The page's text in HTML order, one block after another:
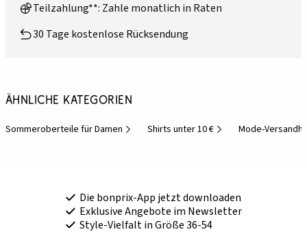
Teilzahlung**: Zahle monatlich in Raten
30 Tage kostenlose Rücksendung
Ähnliche Kategorien
Sommeroberteile für Damen Shirts unter 10 € Mode-
Die bonprix-App jetzt downloaden
Exklusive Angebote im Newsletter
Style-Vielfalt in Größe 36-54